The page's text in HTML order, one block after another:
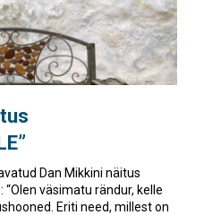
Dan Mikkini näitus
“Olen väsimatu rändur, kelle
Eriti need, millest on